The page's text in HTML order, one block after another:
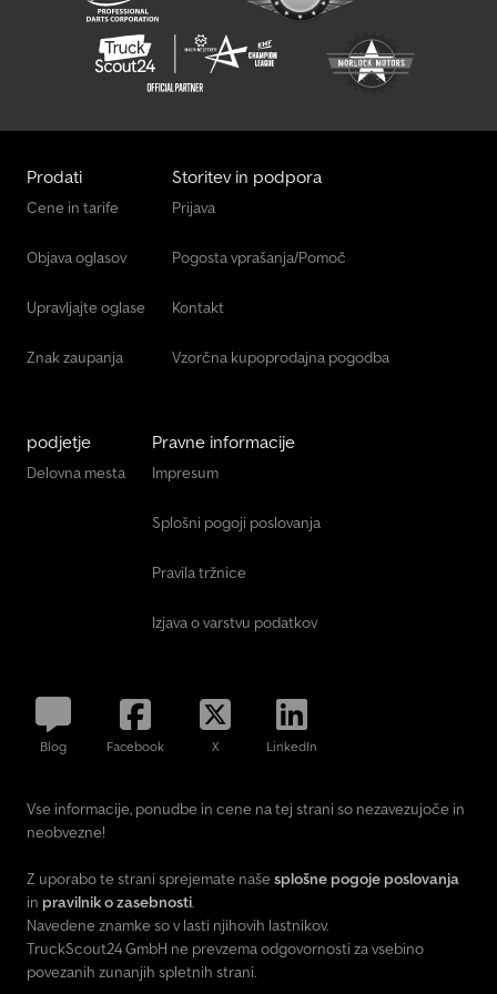
Prodati
Cene in tarife
Objava oglasov
Upravljajte oglase
Znak zaupanja
Storitev in podpora
Prijava
Pogosta vprašanja/Pomoč
Kontakt
Vzorčna kupoprodajna pogodba
podjetje
Delovna mesta
Pravne informacije
Impresum
Splošni pogoji poslovanja
Pravila tržnice
Izjava o varstvu podatkov
Blog Facebook X LinkedIn
Vse informacije, ponudbe in cene na tej strani so nezavezujoče in
neobvezne!
Z uporabo te strani sprejemate naše splošne pogoje poslovanja
in pravilnik o zasebnosti.
Navedene znamke so v lasti njihovih lastnikov.
TruckScout24 GmbH ne prevzema odgovornosti za vsebino
povezanih zunanjih spletnih strani.